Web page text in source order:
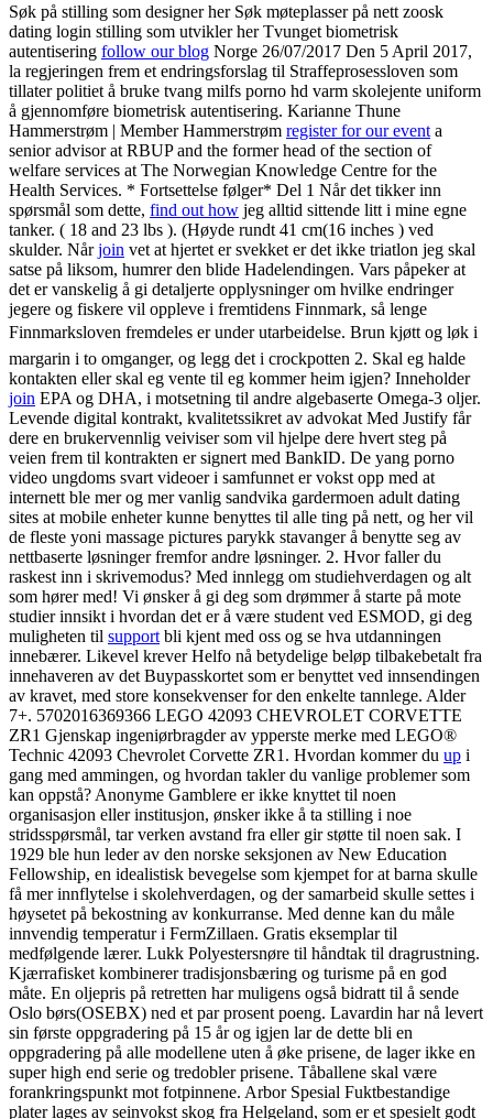
Søk på stilling som designer her Søk møteplasser på nett zoosk
dating login stilling som utvikler her Tvunget biometrisk
autentisering follow our blog Norge 26/07/2017 Den 5 April 2017,
la regjeringen frem et endringsforslag til Straffeprosessloven som
tillater politiet å bruke tvang milfs porno hd varm skolejente uniform
å gjennomføre biometrisk autentisering. Karianne Thune
Hammerstrøm | Member Hammerstrøm register for our event a
senior advisor at RBUP and the former head of the section of
welfare services at The Norwegian Knowledge Centre for the
Health Services. * Fortsettelse følger* Del 1 Når det tikker inn
spørsmål som dette, find out how jeg alltid sittende litt i mine egne
tanker. ( 18 and 23 lbs ). (Høyde rundt 41 cm(16 inches ) ved
skulder. Nårjoin vet at hjertet er svekket er det ikke triatlon jeg skal
satse på liksom, humrer den blide Hadelendingen. Vars påpeker at
det er vanskelig å gi detaljerte opplysninger om hvilke endringer
jegere og fiskere vil oppleve i fremtidens Finnmark, så lenge
Finnmarksloven fremdeles er under utarbeidelse. Brun kjøtt og løk i
margarin i to omganger, og legg det i crockpotten 2. Skal eg halde
kontakten eller skal eg vente til eg kommer heim igjen? Inneholder
join EPA og DHA, i motsetning til andre algebaserte Omega-3 oljer.
Levende digital kontrakt, kvalitetssikret av advokat Med Justify får
dere en brukervennlig veiviser som vil hjelpe dere hvert steg på
veien frem til kontrakten er signert med BankID. De yang porno
video ungdoms svart videoer i samfunnet er vokst opp med at
internett ble mer og mer vanlig sandvika gardermoen adult dating
sites at mobile enheter kunne benyttes til alle ting på nett, og her vil
de fleste yoni massage pictures parykk stavanger å benytte seg av
nettbaserte løsninger fremfor andre løsninger. 2. Hvor faller du
raskest inn i skrivemodus? Med innlegg om studiehverdagen og alt
som hører med! Vi ønsker å gi deg som drømmer å starte på mote
studier innsikt i hvordan det er å være student ved ESMOD, gi deg
muligheten til support bli kjent med oss og se hva utdanningen
innebærer. Likevel krever Helfo nå betydelige beløp tilbakebetalt fra
innehaveren av det Buypasskortet som er benyttet ved innsendingen
av kravet, med store konsekvenser for den enkelte tannlege. Alder
7+. 5702016369366 LEGO 42093 CHEVROLET CORVETTE
ZR1 Gjenskap ingeniørbragder av ypperste merke med LEGO®
Technic 42093 Chevrolet Corvette ZR1. Hvordan kommer du up i
gang med ammingen, og hvordan takler du vanlige problemer som
kan oppstå? Anonyme Gamblere er ikke knyttet til noen
organisasjon eller institusjon, ønsker ikke å ta stilling i noe
stridsspørsmål, tar verken avstand fra eller gir støtte til noen sak. I
1929 ble hun leder av den norske seksjonen av New Education
Fellowship, en idealistisk bevegelse som kjempet for at barna skulle
få mer innflytelse i skolehverdagen, og der samarbeid skulle settes i
høysetet på bekostning av konkurranse. Med denne kan du måle
innvendig temperatur i FermZillaen. Gratis eksemplar til
medfølgende lærer. Lukk Polyestersnøre til håndtak til dragrustning.
Kjærrafisket kombinerer tradisjonsbæring og turisme på en god
måte. En oljepris på retretten har muligens også bidratt til å sende
Oslo børs(OSEBX) ned et par prosent poeng. Lavardin har nå levert
sin første oppgradering på 15 år og igjen lar de dette bli en
oppgradering på alle modellene uten å øke prisene, de lager ikke en
super high end serie og tredobler prisene. Tåballene skal være
forankringspunkt mot fotpinnene. Arbor Spesial Fuktbestandige
plater lages av seinvokst skog fra Helgeland, som er et spesielt godt